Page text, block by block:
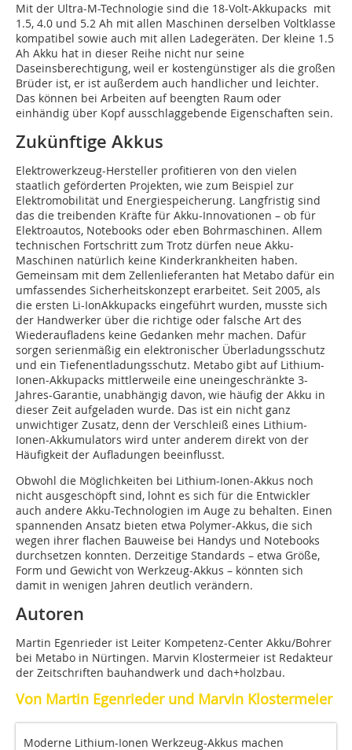
Mit der Ultra-M-Technologie sind die 18-Volt-Akkupacks mit
1.5, 4.0 und 5.2 Ah mit allen Maschinen derselben Voltklasse
kompatibel sowie auch mit allen Ladegeräten. Der kleine 1.5
Ah Akku hat in dieser Reihe nicht nur seine
Daseinsberechtigung, weil er kostengünstiger als die großen
Brüder ist, er ist außerdem auch handlicher und leichter.
Das können bei Arbeiten auf beengten Raum oder
einhändig über Kopf ausschlaggebende Eigenschaften sein.
Zukünftige Akkus
Elektrowerkzeug-Hersteller profitieren von den vielen
staatlich geförderten Projekten, wie zum Beispiel zur
Elektromobilität und Energiespeicherung. Langfristig sind
das die treibenden Kräfte für Akku-Innovationen – ob für
Elektroautos, Notebooks oder eben Bohrmaschinen. Allem
technischen Fortschritt zum Trotz dürfen neue Akku-
Maschinen natürlich keine Kinderkrankheiten haben.
Gemeinsam mit dem Zellenlieferanten hat Metabo dafür ein
umfassendes Sicherheitskonzept erarbeitet. Seit 2005, als
die ersten Li-IonAkkupacks eingeführt wurden, musste sich
der Handwerker über die richtige oder falsche Art des
Wiederaufladens keine Gedanken mehr machen. Dafür
sorgen serienmäßig ein elektronischer Überladungsschutz
und ein Tiefenentladungsschutz. Metabo gibt auf Lithium-
Ionen-Akkupacks mittlerweile eine uneingeschränkte 3-
Jahres-Garantie, unabhängig davon, wie häufig der Akku in
dieser Zeit aufgeladen wurde. Das ist ein nicht ganz
unwichtiger Zusatz, denn der Verschleiß eines Lithium-
Ionen-Akkumulators wird unter anderem direkt von der
Häufigkeit der Aufladungen beeinflusst.
Obwohl die Möglichkeiten bei Lithium-Ionen-Akkus noch
nicht ausgeschöpft sind, lohnt es sich für die Entwickler
auch andere Akku-Technologien im Auge zu behalten. Einen
spannenden Ansatz bieten etwa Polymer-Akkus, die sich
wegen ihrer flachen Bauweise bei Handys und Notebooks
durchsetzen konnten. Derzeitige Standards – etwa Größe,
Form und Gewicht von Werkzeug-Akkus – könnten sich
damit in wenigen Jahren deutlich verändern.
Autoren
Martin Egenrieder ist Leiter Kompetenz-Center Akku/Bohrer
bei Metabo in Nürtingen. Marvin Klostermeier ist Redakteur
der Zeitschriften bauhandwerk und dach+holzbau.
Von Martin Egenrieder und Marvin Klostermeier
Moderne Lithium-Ionen Werkzeug-Akkus machen